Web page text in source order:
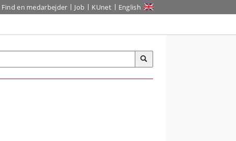
Find en medarbejder Job KUnet English